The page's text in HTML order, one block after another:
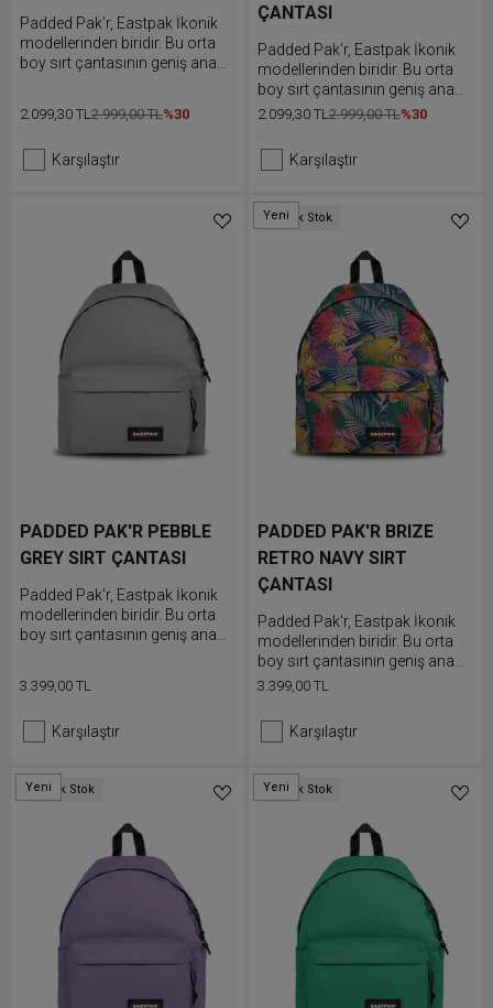
Padded Pak'r, Eastpak İkonik
modellerinden biridir. Bu orta
boy sırt çantasının geniş ana
günlük kullanımda ekstra
2.099,30 TL 2.999,00 TL%30
Karşılaştır
ÇANTASI
Padded Pak'r, Eastpak İkonik
modellerinden biridir. Bu orta
boy sırt çantasının geniş ana
bölmesi ve ön cebi bulunur.
günlük kullanımda ekstra
konfor sunar.
2.099,30 TL 2.999,00 TL%30
Karşılaştır
PADDED PAK'R PEBBLE
GREY SIRT ÇANTASI
Padded Pak'r, Eastpak İkonik
modellerinden biridir. Bu orta
boy sırt çantasının geniş ana
günlük kullanımda ekstra
3.399,00 TL
Karşılaştır
Düşük Stok
Yeni
PADDED PAK'R BRIZE
RETRO NAVY SIRT
ÇANTASI
Padded Pak'r, Eastpak İkonik
modellerinden biridir. Bu orta
boy sırt çantasının geniş ana
bölmesi ve ön cebi bulunur.
günlük kullanımda ekstra
konfor sunar.
3.399,00 TL
Karşılaştır
Düşük Stok
Yeni Düşük Stok
Yeni